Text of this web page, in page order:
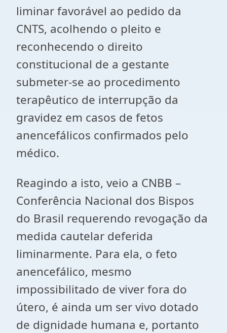
liminar favorável ao pedido da
CNTS, acolhendo o pleito e
reconhecendo o direito
constitucional de a gestante
submeter-se ao procedimento
terapêutico de interrupção da
gravidez em casos de fetos
anencefálicos confirmados pelo
médico.
Reagindo a isto, veio a CNBB –
Conferência Nacional dos Bispos
do Brasil requerendo revogação da
medida cautelar deferida
liminarmente. Para ela, o feto
anencefálico, mesmo
impossibilitado de viver fora do
útero, é ainda um ser vivo dotado
de dignidade humana e, portanto